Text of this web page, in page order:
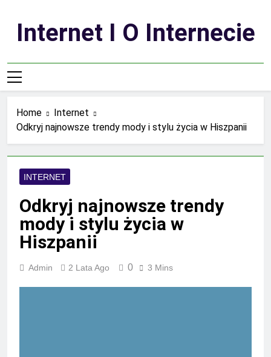
contentInternet I O Internecie
Home
Internet
Odkryj najnowsze trendy mody i stylu życia w Hiszpanii
INTERNET
Odkryj najnowsze trendy
mody i stylu życia w
Hiszpanii
Admin 2 Lata Ago 0 3 Mins